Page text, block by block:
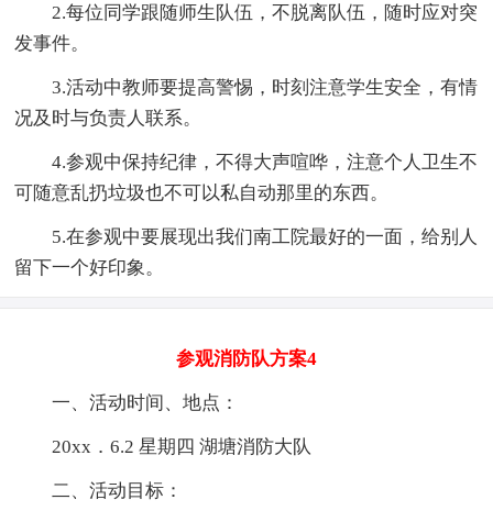
2.每位同学跟随师生队伍，不脱离队伍，随时应对突
发事件。
3.活动中教师要提高警惕，时刻注意学生安全，有情
况及时与负责人联系。
4.参观中保持纪律，不得大声喧哗，注意个人卫生不
可随意乱扔垃圾也不可以私自动那里的东西。
5.在参观中要展现出我们南工院最好的一面，给别人
留下一个好印象。
参观消防队方案4
一、活动时间、地点：
20xx．6.2 星期四 湖塘消防大队
二、活动目标：